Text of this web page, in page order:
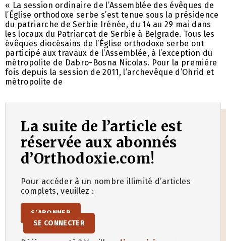
« La session ordinaire dе l’Assemblée des évêques de
l’Église orthodoxe serbe s’est tenue sous la présidence
du patriarche de Serbie Irénée, du 14 au 29 mai dans
les locaux du Patriarcat de Serbie à Belgrade. Tous les
évêques diocésains de l’Église orthodoxe serbe ont
participé aux travaux de l’Assemblée, à l’exception du
métropolite de Dabro-Bosna Nicolas. Pour la première
fois depuis la session de 2011, l’archevêque d’Ohrid et
métropolite de
La suite de l’article est
réservée aux abonnés
d’Orthodoxie.com!
Pour accéder à un nombre illimité d’articles
complets, veuillez :
S’ABONNER
SE CONNECTER